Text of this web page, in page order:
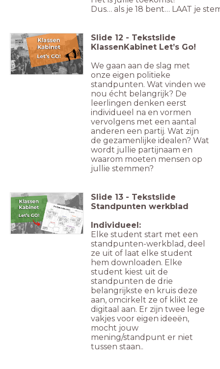
Dus… als je 18 bent… LAAT je
Slide 12 - Tekstslide
KlassenKabinet Let’s Go!
We gaan aan de slag met
onze eigen politieke
standpunten. Wat vinden we
nou écht belangrijk? De
leerlingen denken eerst
individueel na en vormen
vervolgens met een aantal
anderen een partij. Wat zijn
de gezamenlijke idealen? Wat
wordt jullie partijnaam en
waarom moeten mensen op
jullie stemmen?
Slide 13 - Tekstslide
Standpunten werkblad
Individueel:
Elke student start met een
standpunten-werkblad, deel
ze uit of laat elke student
hem downloaden. Elke
student kiest uit de
standpunten de drie
belangrijkste en kruis deze
aan, omcirkelt ze of klikt ze
digitaal aan. Er zijn twee lege
vakjes voor eigen ideeën,
mocht jouw
mening/standpunt er niet
tussen staan..